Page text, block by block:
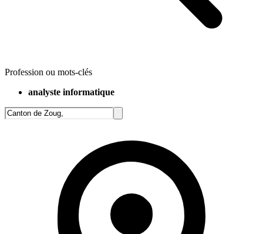
Profession ou mots-clés
analyste informatique